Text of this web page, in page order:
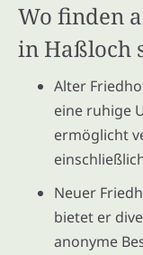
Wo finden
in Haßloch
Alter
eine ruhige
ermöglicht
Neuer
bietet er
anonyme